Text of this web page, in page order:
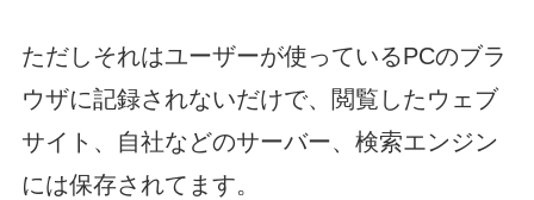
ただしそれはユーザーが使っているPCのブラ
ウザに記録されないだけで、閲覧したウェブ
サイト、自社などのサーバー、検索エンジン
には保存されてます。